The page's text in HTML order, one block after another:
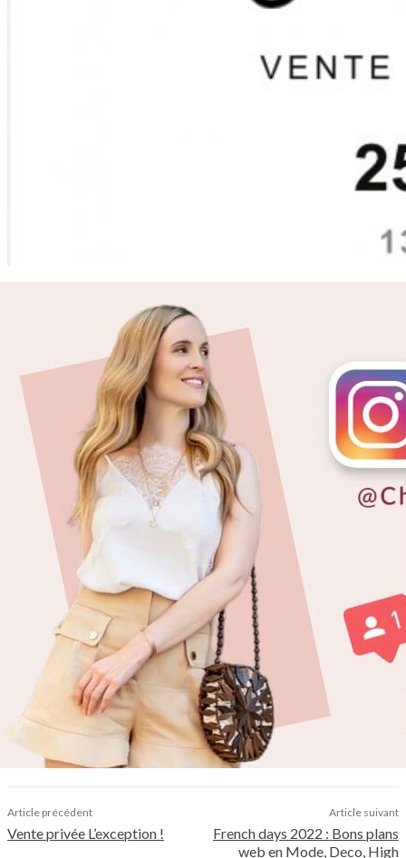
Article précédent
Vente privée L’exception !
Article suivant
French days 2022 : Bons plans
web en Mode, Deco, High